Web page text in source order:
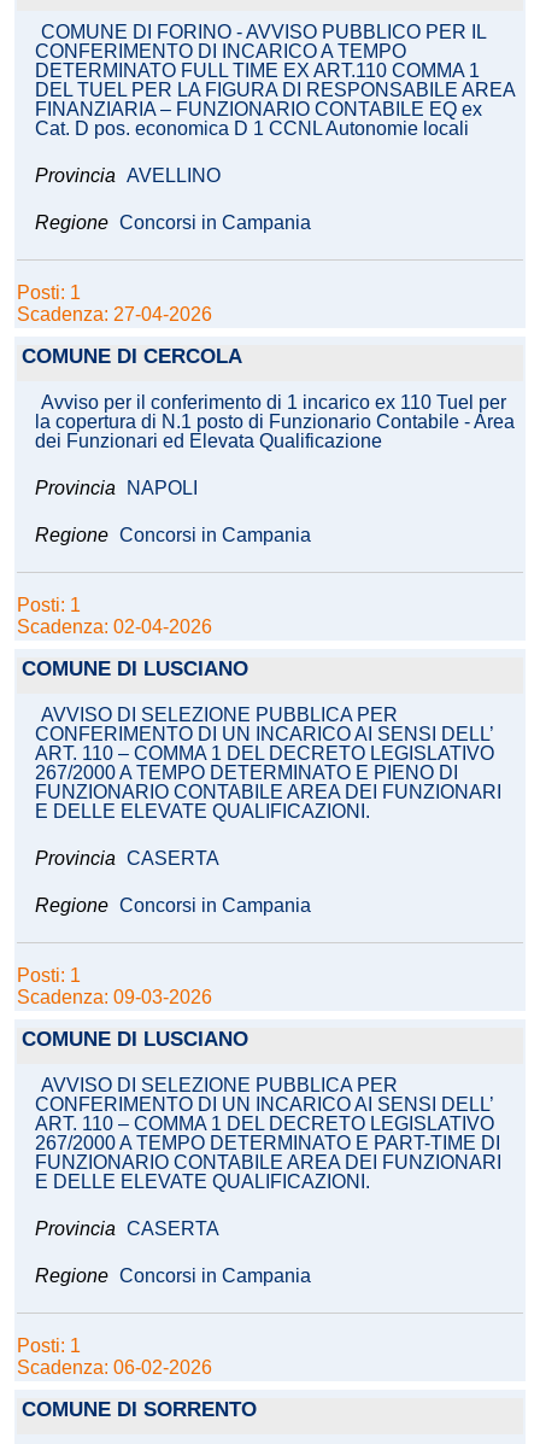
COMUNE DI FORINO - AVVISO PUBBLICO PER IL
CONFERIMENTO DI INCARICO A TEMPO
DETERMINATO FULL TIME EX ART.110 COMMA 1
DEL TUEL PER LA FIGURA DI RESPONSABILE AREA
FINANZIARIA – FUNZIONARIO CONTABILE EQ ex
Cat. D pos. economica D 1 CCNL Autonomie locali
Provincia AVELLINO
Regione Concorsi in Campania
Posti: 1
Scadenza: 27-04-2026
COMUNE DI CERCOLA
Avviso per il conferimento di 1 incarico ex 110 Tuel per
la copertura di N.1 posto di Funzionario Contabile - Area
dei Funzionari ed Elevata Qualificazione
Provincia NAPOLI
Regione Concorsi in Campania
Posti: 1
Scadenza: 02-04-2026
COMUNE DI LUSCIANO
AVVISO DI SELEZIONE PUBBLICA PER
CONFERIMENTO DI UN INCARICO AI SENSI DELL’
ART. 110 – COMMA 1 DEL DECRETO LEGISLATIVO
267/2000 A TEMPO DETERMINATO E PIENO DI
FUNZIONARIO CONTABILE AREA DEI FUNZIONARI
E DELLE ELEVATE QUALIFICAZIONI.
Provincia CASERTA
Regione Concorsi in Campania
Posti: 1
Scadenza: 09-03-2026
COMUNE DI LUSCIANO
AVVISO DI SELEZIONE PUBBLICA PER
CONFERIMENTO DI UN INCARICO AI SENSI DELL’
ART. 110 – COMMA 1 DEL DECRETO LEGISLATIVO
267/2000 A TEMPO DETERMINATO E PART-TIME DI
FUNZIONARIO CONTABILE AREA DEI FUNZIONARI
E DELLE ELEVATE QUALIFICAZIONI.
Provincia CASERTA
Regione Concorsi in Campania
Posti: 1
Scadenza: 06-02-2026
COMUNE DI SORRENTO